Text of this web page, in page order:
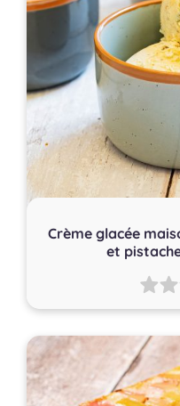
Crème glacée
et